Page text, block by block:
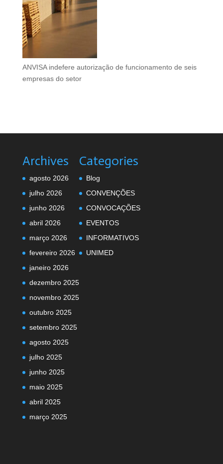
ANVISA indefere autorização de funcionamento de seis
empresas do setor
Archives
agosto 2026
julho 2026
junho 2026
abril 2026
março 2026
fevereiro 2026
janeiro 2026
dezembro 2025
novembro 2025
outubro 2025
setembro 2025
agosto 2025
julho 2025
junho 2025
maio 2025
abril 2025
março 2025
Categories
Blog
CONVENÇÕES
CONVOCAÇÕES
EVENTOS
INFORMATIVOS
UNIMED